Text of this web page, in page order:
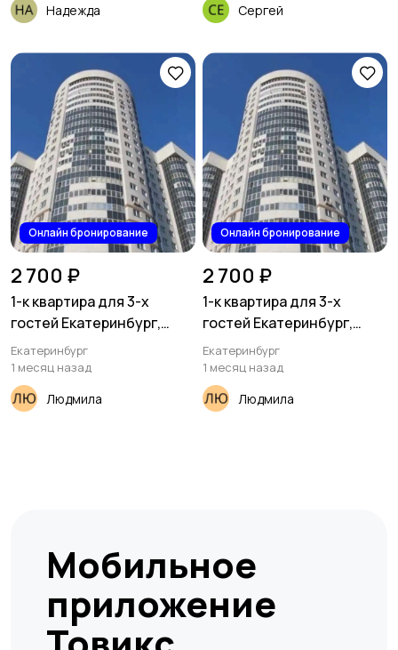
Надежда Сергей
Онлайн бронирование
2 700 ₽
1-к квартира для 3-х
гостей Екатеринбург,
улица Красных
Командиров, 23
Екатеринбург
1 месяц назад
Людмила
Онлайн бронирование
2 700 ₽
1-к квартира для 3-х
гостей Екатеринбург,
улица Красных
Командиров, 23
Екатеринбург
1 месяц назад
Людмила
Мобильное
приложение